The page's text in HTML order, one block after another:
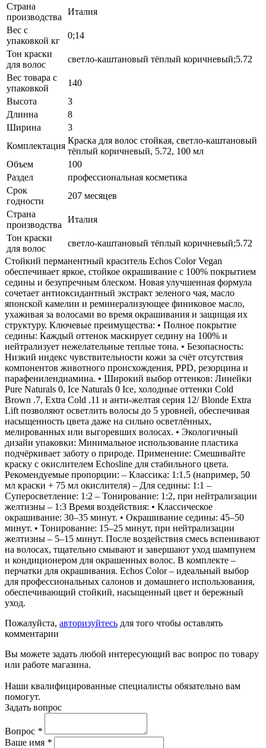
Страна
производства
Италия
Вес с
упаковкой кг
0;14
Тон краски
для волос
светло-каштановый тёплый коричневый;5.72
Вес товара с
упаковкой
140
Высота
3
Длинна
8
Ширина
3
Комплектация
Краска для волос стойкая, светло-каштановый
тёплый коричневый, 5.72, 100 мл
Объем
100
Раздел
профессиональная косметика
Срок
годности
207 месяцев
Страна
производства
Италия
Тон краски
для волос
светло-каштановый тёплый коричневый;5.72
Стойкий перманентный краситель Echos Color Vegan
обеспечивает яркое, стойкое окрашивание с 100% покрытием
седины и безупречным блеском. Новая улучшенная формула
сочетает антиоксидантный экстракт зеленого чая, масло
японской камелии и реминерализующее финиковое масло,
ухаживая за волосами во время окрашивания и защищая их
структуру. Ключевые преимущества: • Полное покрытие
седины: Каждый оттенок маскирует седину на 100% и
нейтрализует нежелательные теплые тона. • Безопасность:
Низкий индекс чувствительности кожи за счёт отсутствия
компонентов животного происхождения, PPD, резорцина и
парафенилендиамина. • Широкий выбор оттенков: Линейки
Pure Naturals 0, Ice Naturals 0 Ice, холодные оттенки Cold
Brown .7, Extra Cold .11 и анти-желтая серия 12/ Blonde Extra
Lift позволяют осветлить волосы до 5 уровней, обеспечивая
насыщенность цвета даже на сильно осветлённых,
мелированных или выгоревших волосах. • Экологичный
дизайн упаковки: Минимальное использование пластика
подчёркивает заботу о природе. Применение: Смешивайте
краску с окислителем Echosline для стабильного цвета.
Рекомендуемые пропорции: – Классика: 1:1.5 (например, 50
мл краски + 75 мл окислителя) – Для седины: 1:1 –
Суперосветление: 1:2 – Тонирование: 1:2, при нейтрализации
желтизны – 1:3 Время воздействия: • Классическое
окрашивание: 30–35 минут. • Окрашивание седины: 45–50
минут. • Тонирование: 15–25 минут, при нейтрализации
желтизны – 5–15 минут. После воздействия смесь вспенивают
на волосах, тщательно смывают и завершают уход шампунем
и кондиционером для окрашенных волос. В комплекте –
перчатки для окрашивания. Echos Color – идеальный выбор
для профессиональных салонов и домашнего использования,
обеспечивающий стойкий, насыщенный цвет и бережный
уход.
Пожалуйста, авторизуйтесь для того чтобы оставлять
комментарии
Вы можете задать любой интересующий вас вопрос по товару
или работе магазина.
Наши квалифицированные специалисты обязательно вам
помогут.
Задать вопрос
Вопрос *
Ваше имя *